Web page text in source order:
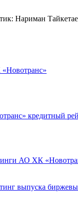
Нариман
кредитный
АО ХК
выпуска